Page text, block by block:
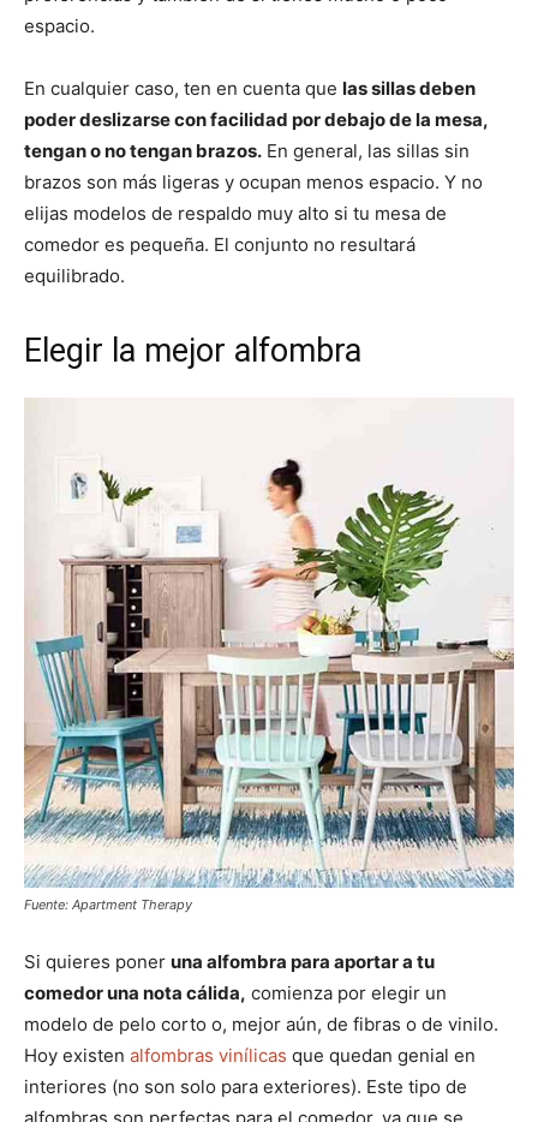
espacio.
En cualquier caso, ten en cuenta que las sillas deben
poder deslizarse con facilidad por debajo de la mesa,
tengan o no tengan brazos. En general, las sillas sin
brazos son más ligeras y ocupan menos espacio. Y no
elijas modelos de respaldo muy alto si tu mesa de
comedor es pequeña. El conjunto no resultará
equilibrado.
Elegir la mejor alfombra
Fuente: Apartment Therapy
Si quieres poner una alfombra para aportar a tu
comedor una nota cálida, comienza por elegir un
modelo de pelo corto o, mejor aún, de fibras o de vinilo.
Hoy existen alfombras vinílicas que quedan genial en
interiores (no son solo para exteriores). Este tipo de